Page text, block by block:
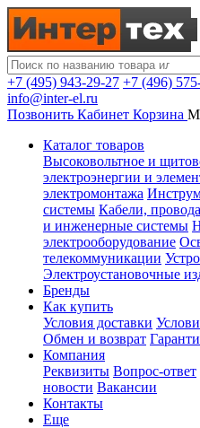
+7 (495) 943-29-27 +7 (496)
info@inter-el.ru
Позвонить Кабинет Корзина
Каталог товаров
Высоковольтное и
электроэнергии и
электромонтажа
системы Кабели,
и инженерные системы
электрооборудование
телекоммуникации
Электроустановочные
Бренды
Как купить
Условия доставки
Обмен и возврат
Компания
Реквизиты Вопрос-ответ
новости Вакансии
Контакты
Еще